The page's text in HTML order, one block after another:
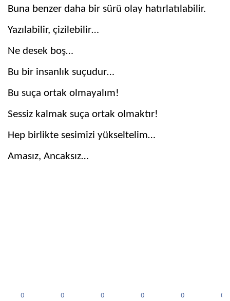
Buna benzer daha bir sürü olay hatırlatılabilir.
Yazılabilir, çizilebilir…
Ne desek boş…
Bu bir insanlık suçudur…
Bu suça ortak olmayalım!
Sessiz kalmak suça ortak olmaktır!
Hep birlikte sesimizi yükseltelim…
Amasız, Ancaksız…